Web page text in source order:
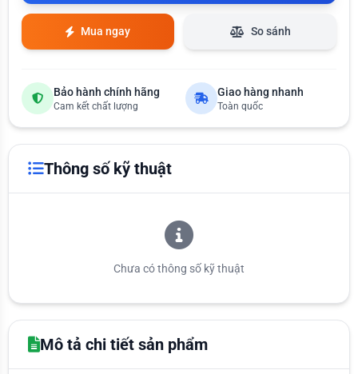
Mua ngay So sánh
Bảo hành chính hãng
Cam kết chất lượng
Giao hàng nhanh
Toàn quốc
Thông số kỹ thuật
Chưa có thông số kỹ thuật
Mô tả chi tiết sản phẩm